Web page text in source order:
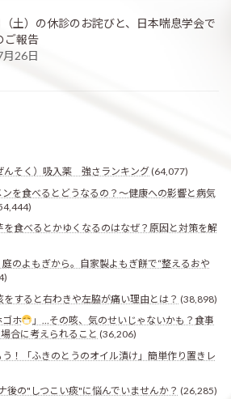
土）の休診のお詫びと、日本喘息学会で
ご報告
26日
んそく）吸入薬 強さランキング(64,077)
を食べるとどうなるの？〜健康への影響と病気
を食べるとかゆくなるのはなぜ？原因と対策を解
庭のよもぎから。自家製よもぎ餅で“整えるおや
をすると右わきや左脇が痛い理由とは？ (38,898)
ゴホ
」…その咳、気のせいじゃないかも？食事
合に考えられること (36,206)
！「ふきのとうのオイル漬け」簡単作り置きレ
後の"しつこい痰"に悩んでいませんか？ (26,285)